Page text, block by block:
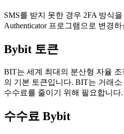
SMS를 받지 못한 경우 2FA 방식을
Authenticator 프로그램으로 변경
Bybit 토큰
BIT는 세계 최대의 분산형 자율
의 기본 토큰입니다. BIT는 거래
수수료를 줄이기 위해 필요합니다.
수수료 Bybit